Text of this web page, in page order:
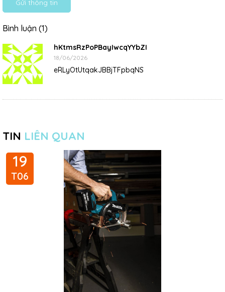
Gửi thông tin
Bình luận (1)
hKtmsRzPoPBayIwcqYYbZI
18/06/2026
eRLyOtUtqakJBBjTFpbqNS
TIN LIÊN QUAN
19
T06